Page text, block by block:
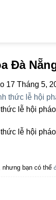
Đà
17 Tháng 5,
lễ hội
lễ hội
nhưng bạn có thể